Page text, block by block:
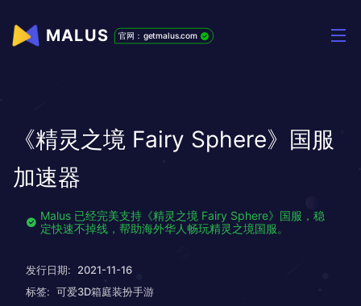
MALUS 官网：getmalus.com
《精灵之境 Fairy Sphere》国服
加速器
Malus 已经完美支持《精灵之境 Fairy Sphere》国服，稳
定快速不掉线，帮助海外华人畅玩精灵之境国服。
发行日期:
2021-11-16
标签: 可爱3D箱庭装扮手游